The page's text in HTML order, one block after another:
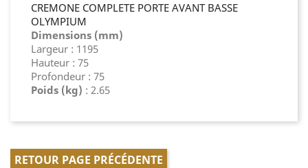
CREMONE COMPLETE PORTE AVANT BASSE
OLYMPIUM
Dimensions (mm)
Largeur : 1195
Hauteur : 75
Profondeur : 75
Poids (kg) : 2.65
RETOUR PAGE PRÉCÉDENTE